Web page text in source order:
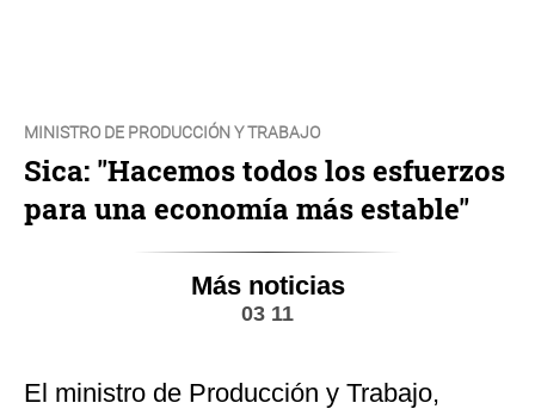
MINISTRO DE PRODUCCIÓN Y TRABAJO
Sica: "Hacemos todos los esfuerzos
para una economía más estable"
Más noticias
03 11
El ministro de Producción y Trabajo,